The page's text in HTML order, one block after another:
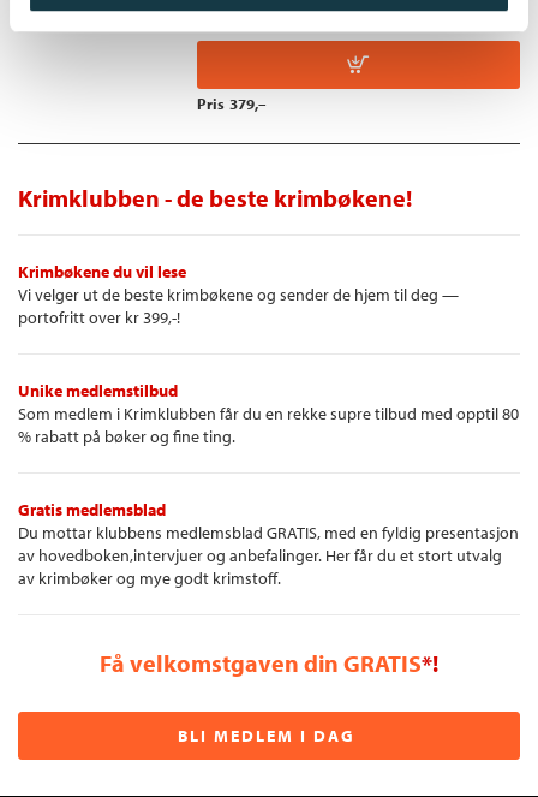
Pris 379,–
Krimklubben - de beste krimbøkene!
Krimbøkene du vil lese
Vi velger ut de beste krimbøkene og sender de hjem til deg —
portofritt over kr 399,-!
Unike medlemstilbud
Som medlem i Krimklubben får du en rekke supre tilbud med opptil 80
% rabatt på bøker og fine ting.
Gratis medlemsblad
Du mottar klubbens medlemsblad GRATIS, med en fyldig presentasjon
av hovedboken,intervjuer og anbefalinger. Her får du et stort utvalg
av krimbøker og mye godt krimstoff.
Få velkomstgaven din GRATIS*!
BLI MEDLEM I DAG